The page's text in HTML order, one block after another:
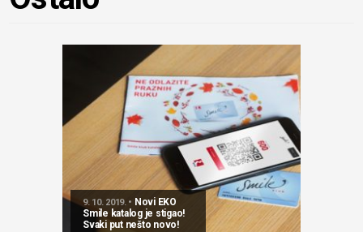
9. 10. 2019. • Novi EKO
Smile katalog je stigao!
Svaki put nešto novo!